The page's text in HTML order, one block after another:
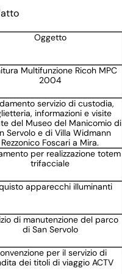
Oggetto
Multifunzione Ricoh MPC
2004
servizio di custodia,
informazioni e visite
del Museo del Manicomio di
Servolo e di Villa Widmann
Rezzonico Foscari a Mira.
per realizzazione totem
trifacciale
apparecchi illuminanti
di manutenzione del parco
di San Servolo
per il servizio di
dei titoli di viaggio ACTV